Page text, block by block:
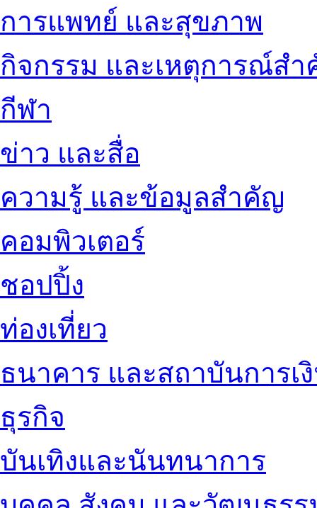
การแพทย์ และสุขภาพ
กิจกรรม และเหตุการณ์ส
กีฬา
ข่าว และสื่อ
ความรู้ และข้อมูลสำคัญ
คอมพิวเตอร์
ชอปปิ้ง
ท่องเที่ยว
ธนาคาร และสถาบันการเ
ธุรกิจ
บันเทิงและนันทนาการ